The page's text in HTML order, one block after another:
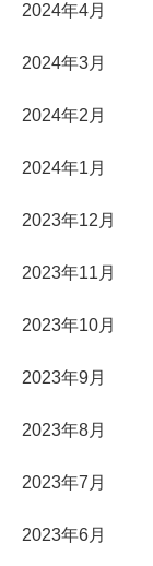
2024年4月
2024年3月
2024年2月
2024年1月
2023年12月
2023年11月
2023年10月
2023年9月
2023年8月
2023年7月
2023年6月